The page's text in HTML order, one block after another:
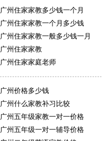
广州住家家教多少钱一个月
广州住家家教一个月多少钱
广州住家家教一般多少钱一月
广州住家家教
广州住家家庭老师
广州价格多少钱
广州什么家教补习比较
广州五年级家教一对一价格
广州五年级一对一辅导价格